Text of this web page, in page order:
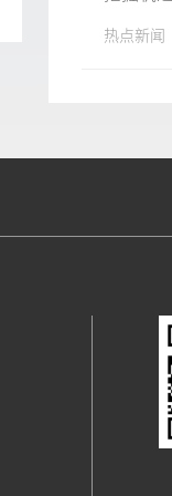
热点新闻